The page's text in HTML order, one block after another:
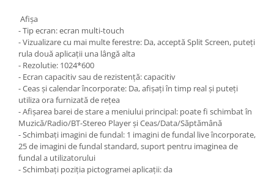
Afişa
- Tip ecran: ecran multi-touch
- Vizualizare cu mai multe ferestre: Da, acceptă Split Screen, puteți
rula două aplicații una lângă alta
- Rezolutie: 1024*600
- Ecran capacitiv sau de rezistență: capacitiv
- Ceas și calendar încorporate: Da, afișați în timp real și puteți
utiliza ora furnizată de rețea
- Afișarea barei de stare a meniului principal: poate fi schimbat în
Muzică/Radio/BT-Stereo Player și Ceas/Data/Săptămână
- Schimbați imagini de fundal: 1 imagini de fundal live încorporate,
25 de imagini de fundal standard, suport pentru imaginea de
fundal a utilizatorului
- Schimbați poziția pictogramei aplicații: da